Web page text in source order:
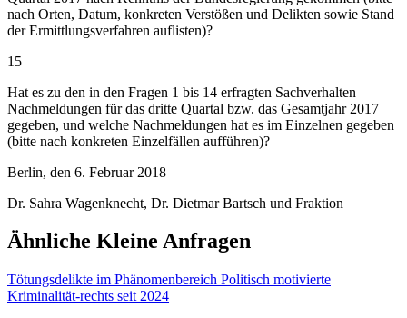
nach Orten, Datum, konkreten Verstößen und Delikten sowie Stand
der Ermittlungsverfahren auflisten)?
15
Hat es zu den in den Fragen 1 bis 14 erfragten Sachverhalten
Nachmeldungen für das dritte Quartal bzw. das Gesamtjahr 2017
gegeben, und welche Nachmeldungen hat es im Einzelnen gegeben
(bitte nach konkreten Einzelfällen aufführen)?
Berlin, den 6. Februar 2018
Dr. Sahra Wagenknecht, Dr. Dietmar Bartsch und Fraktion
Ähnliche Kleine Anfragen
Tötungsdelikte im Phänomenbereich Politisch motivierte
Kriminalität-rechts seit 2024